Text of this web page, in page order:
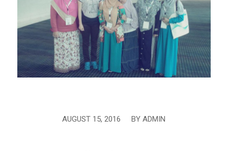
AUGUST 15, 2016
/ BYADMIN